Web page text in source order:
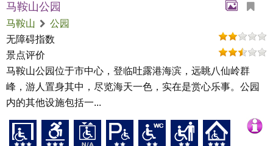
马鞍山公园
马鞍山
公园
无障碍指数
景点评价
马鞍山公园位于市中心，登临吐露港海滨，远眺八仙岭群
峰，游人置身其中，尽览海天一色，实在是赏心乐事。公园
内的其他设施包括一...